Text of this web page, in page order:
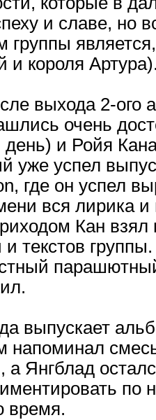
и славе, но
группы
и короля
выхода 2-ого
очень
и Ройя
уже успел
где он успел
вся лирика
Кан взял
текстов
выпускает
а Янгблад
время.